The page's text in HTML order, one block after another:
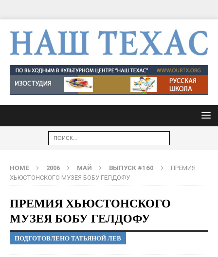
HOME 2006 МАЙ ВЫПУСК #160
ПРЕМИЯ
ХЬЮСТОНСКОГО МУЗЕЯ БОБУ ГЕЛДОФУ
ПРЕМИЯ ХЬЮСТОНСКОГО
МУЗЕЯ БОБУ ГЕЛДОФУ
ПОДГОТОВЛЕНО ТАТЬЯНОЙ ЛЕВ